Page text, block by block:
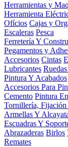
Herramientas y
Herramienta
Ofícios Cajas y
Escaleras Pesca
Ferretería Y
Pegamentos y
Accesorios Cintas
Lubricantes
Pintura Y Acabados
Accesorios Para
Cemento Pintura
Tornillería, Fijación
Armellas Y
Escuadras Y
Abrazaderas Birlos
Remates